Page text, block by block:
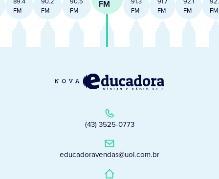
FM
FM
FM
FM
FM
FM
FM
FM
(43) 3525-0773
educadoravendas@uol.com.br